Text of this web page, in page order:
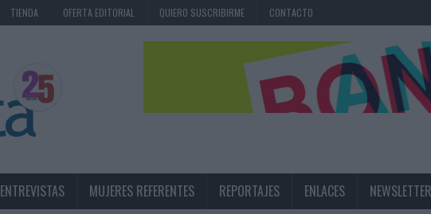
TIENDA OFERTA EDITORIAL QUIERO SUSCRIBIRME CONTACTO
ENTREVISTAS MUJERES REFERENTES REPORTAJES ENLACES NEWSLETTER